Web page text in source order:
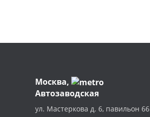
Москва,
Автозаводская
ул. Мастеркова д. 6, павильон 66